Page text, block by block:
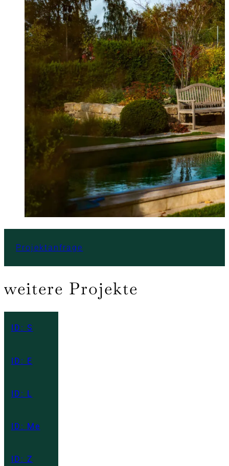
Projektanfrage
weitere Projekte
ID: S
ID: E
ID: L
ID: Me
ID: Z